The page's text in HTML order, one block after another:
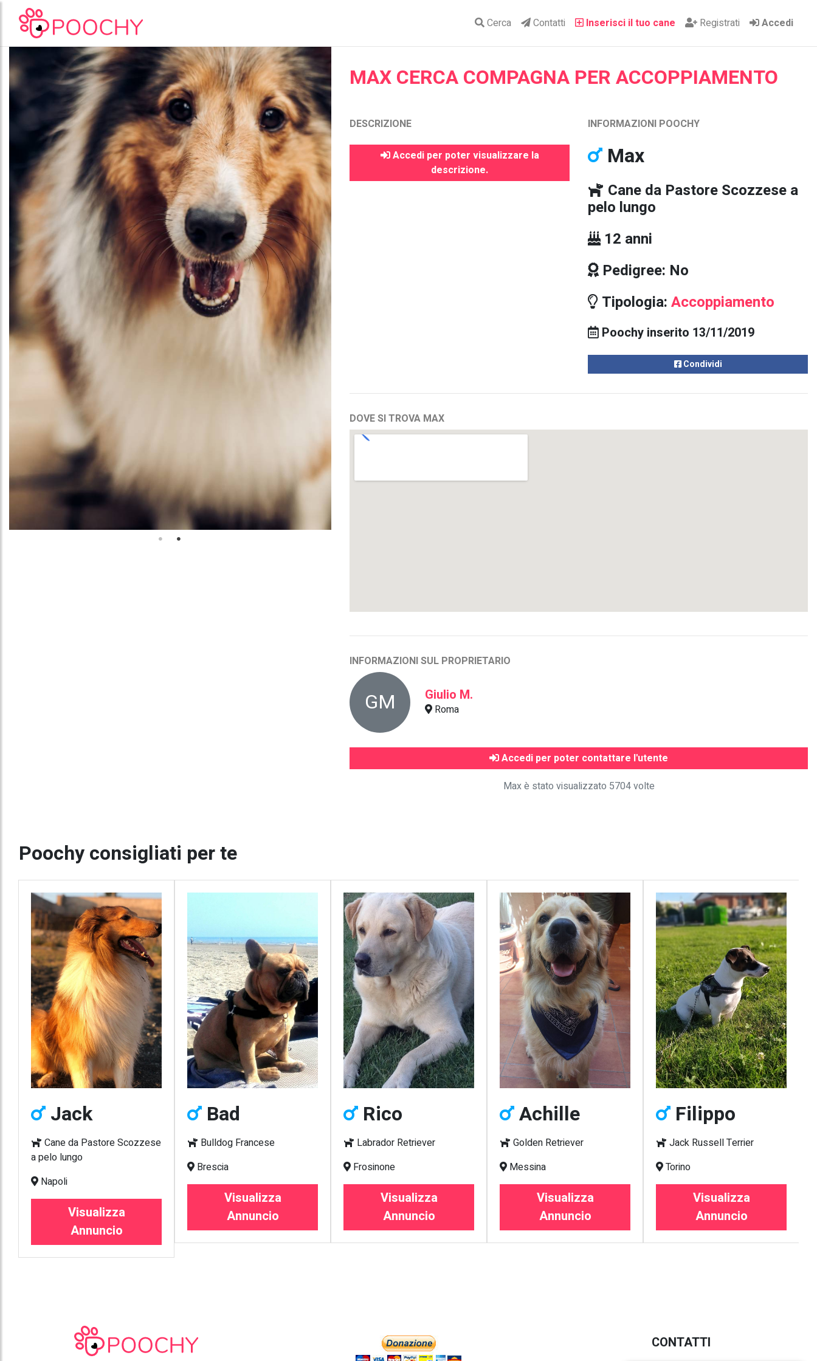
Cerca Contatti Inserisci il tuo cane Registrati Accedi
MAX CERCA COMPAGNA PER ACCOPPIAMENTO
DESCRIZIONE
Accedi per poter visualizzare la
descrizione.
INFORMAZIONI POOCHY
Max
Cane da Pastore Scozzese a
pelo lungo
12 anni
Pedigree: No
Tipologia: Accoppiamento
Poochy inserito 13/11/2019
Condividi
DOVE SI TROVA MAX
INFORMAZIONI SUL PROPRIETARIO
GM Giulio M.
Roma
Accedi per poter contattare l'utente
Max è stato visualizzato 5704 volte
Poochy consigliati per te
Jack
Cane da Pastore Scozzese
a pelo lungo
Napoli
Visualizza
Annuncio
Bad
Bulldog Francese
Brescia
Visualizza
Annuncio
Rico
Labrador Retriever
Frosinone
Visualizza
Annuncio
Achille
Golden Retriever
Messina
Visualizza
Annuncio
Filippo
Jack Russell Terrier
Torino
Visualizza
Annuncio
CONTATTI